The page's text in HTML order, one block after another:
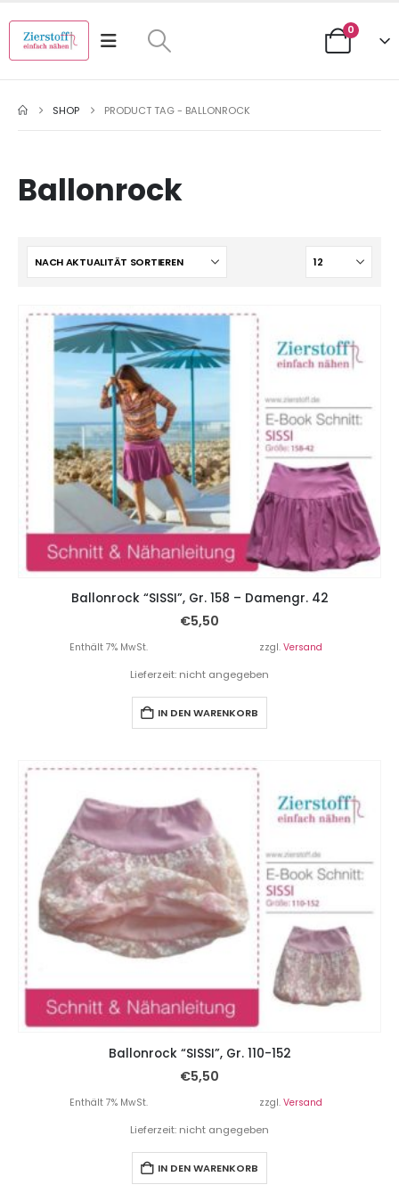
0
SHOP PRODUCT TAG - BALLONROCK
Ballonrock
Ballonrock “SISSI”, Gr. 158 – Damengr. 42
€5,50
Enthält 7% MwSt. zzgl. Versand
Lieferzeit: nicht angegeben
IN DEN WARENKORB
Ballonrock “SISSI”, Gr. 110-152
€5,50
Enthält 7% MwSt. zzgl. Versand
Lieferzeit: nicht angegeben
IN DEN WARENKORB